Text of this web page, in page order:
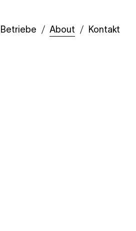
Betriebe About Kontakt